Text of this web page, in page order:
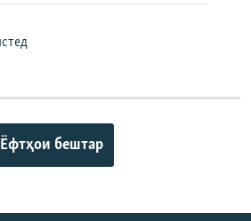
Ёфтҳои бештар